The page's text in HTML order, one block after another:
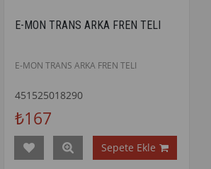
E-MON TRANS ARKA FREN TELI
E-MON TRANS ARKA FREN TELI
451525018290
₺167
Sepete Ekle